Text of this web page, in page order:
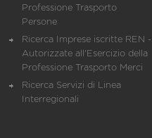
Professione Trasporto
Persone
Ricerca Imprese iscritte REN -
Autorizzate all'Esercizio della
Professione Trasporto Merci
Ricerca Servizi di Linea
Interregionali